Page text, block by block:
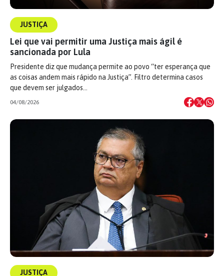
JUSTIÇA
Lei que vai permitir uma Justiça mais ágil é
sancionada por Lula
Presidente diz que mudança permite ao povo “ter esperança que
as coisas andem mais rápido na Justiça”. Filtro determina casos
que devem ser julgados…
04/08/2026
JUSTIÇA